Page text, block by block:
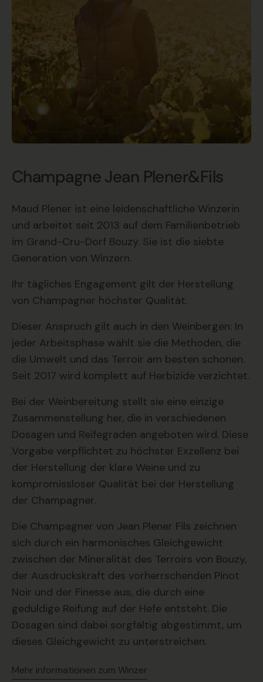
Champagne Jean Plener&Fils
Maud Plener ist eine leidenschaftliche Winzerin
und arbeitet seit 2013 auf dem Familienbetrieb
im Grand-Cru-Dorf Bouzy. Sie ist die siebte
Generation von Winzern.
Ihr tägliches Engagement gilt der Herstellung
von Champagner höchster Qualität.
Dieser Anspruch gilt auch in den Weinbergen: In
jeder Arbeitsphase wählt sie die Methoden, die
die Umwelt und das Terroir am besten schonen.
Seit 2017 wird komplett auf Herbizide verzichtet.
Bei der Weinbereitung stellt sie eine einzige
Zusammenstellung her, die in verschiedenen
Dosagen und Reifegraden angeboten wird. Diese
Vorgabe verpflichtet zu höchster Exzellenz bei
der Herstellung der klare Weine und zu
kompromissloser Qualität bei der Herstellung
der Champagner.
Die Champagner von Jean Plener Fils zeichnen
sich durch ein harmonisches Gleichgewicht
zwischen der Mineralität des Terroirs von Bouzy,
der Ausdruckskraft des vorherrschenden Pinot
Noir und der Finesse aus, die durch eine
geduldige Reifung auf der Hefe entsteht. Die
Dosagen sind dabei sorgfältig abgestimmt, um
dieses Gleichgewicht zu unterstreichen.
Mehr informationen zum Winzer